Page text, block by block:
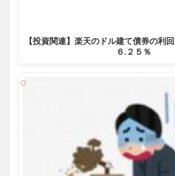
【投資関連】楽天のドル建て債券の利
６.２５％